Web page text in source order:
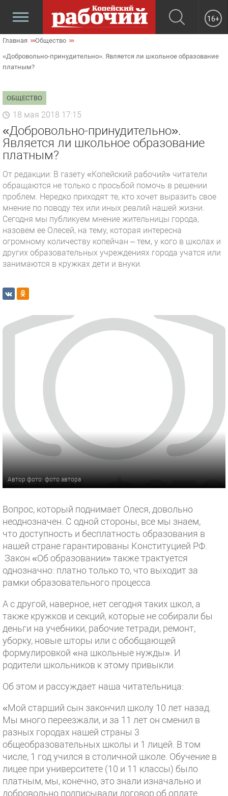
16+
Главная Общество
«Добровольно-принудительно». Является ли школьное образование
платным?
ОБЩЕСТВО
18 мая 2018 17:15
«Добровольно-принудительно».
Является ли школьное образование
платным?
От редакции: В газету «Копейский рабочий» читатели
обращаются не только с просьбой помочь в решении
проблем. Нередко приходят те, кто хочет выразить свое
мнение по поводу тех или иных реалий нашей жизни.
Сегодня мы публикуем мнение жительницы города,
назовем ее Олесей, на тему, которая интересна
огромному количеству копейчан – тем, у кого в школах и
других образовательных учреждениях города учатся или
занимаются в кружках дети и внуки.
Автор фото: фото автора
Вопрос, который поднимает Олеся, довольно
неоднозначен. С одной стороны, все мы знаем,
что доступность и бесплатность образования в
нашей стране гарантированы Конституцией РФ.
Закон «Об образовании» также трактуется
однозначно: платно только то, что выходит за
рамки образовательного процесса.
А с другой, наверное, нет сегодня таких школ, а
также кружков и секций, которые не собирали бы
деньги на учебники, рабочие тетради, ремонт,
уборку, новые шторы или с обобщающей
формулировкой «на школьные нужды». И
родители школьников к этому привыкли.
Об этом и рассуждает наша читательница:
«Мой старший сын закончил школу 10 лет назад.
Мы много переезжали, и за 11 лет он сменил в
разных городах нашей страны 3
общеобразовательных школы и 1 лицей. В том
числе, 1 год учился в столичной школе. Обучение в
лицее при университете (10 и 11 классы) было
платным, мы, конечно, это знали изначально и
добровольно подписывали договор об оплате